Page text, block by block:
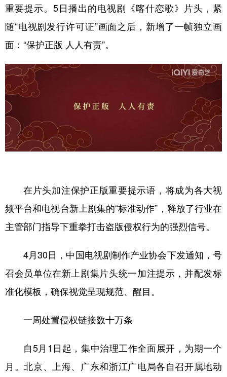
重要提示。5日播出的电视剧《喀什恋歌》片头，紧
随“电视剧发行许可证”画面之后，新增了一帧独立画
面：“保护正版 人人有责”。
在片头加注保护正版重要提示语，将成为各大视
频平台和电视台新上剧集的“标准动作”，释放了行业在
主管部门指导下重拳打击盗版侵权行为的强烈信号。
4月30日，中国电视剧制作产业协会下发通知，号
召会员单位在新上剧集片头统一加注提示，并配发标
准化模板，确保视觉呈现规范、醒目。
一周处置侵权链接数十万条
自5月1日起，集中治理工作全面展开，为期一个
月。北京、上海、广东和浙江广电局各自召开属地动